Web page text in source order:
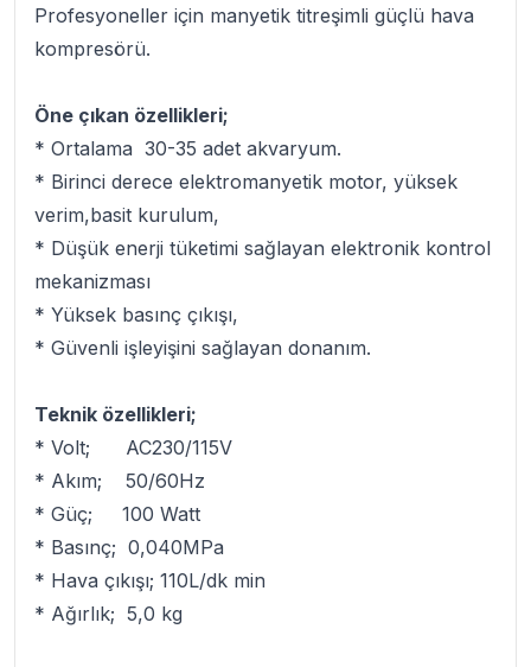
Profesyoneller için manyetik titreşimli güçlü hava
kompresörü.
Öne çıkan özellikleri;
* Ortalama 30-35 adet akvaryum.
* Birinci derece elektromanyetik motor, yüksek
verim,basit kurulum,
* Düşük enerji tüketimi sağlayan elektronik kontrol
mekanizması
* Yüksek basınç çıkışı,
* Güvenli işleyişini sağlayan donanım.
Teknik özellikleri;
* Volt; AC230/115V
* Akım; 50/60Hz
* Güç; 100 Watt
* Basınç; 0,040MPa
* Hava çıkışı; 110L/dk min
* Ağırlık; 5,0 kg